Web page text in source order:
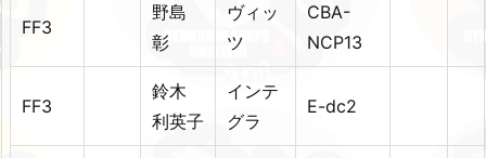
FF3
野島
彰
ヴィッ
ツ
CBA-
NCP13
FF3
鈴木
利英子
インテ
グラ
E-dc2